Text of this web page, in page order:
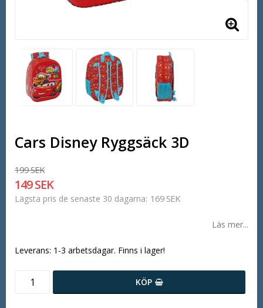
Cars Disney Ryggsäck 3D
199 SEK
149 SEK
Lägsta pris de senaste 30 dagarna 169 SEK
Läs mer...
Leverans: 1-3 arbetsdagar. Finns i lager!
KÖP